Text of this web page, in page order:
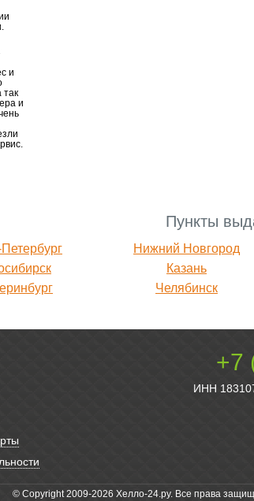
и
так
и
Пункты
Нижний Новгород
Казань
Челябинск
+7
ИНН
© Copyright 2009-2026 Хелло-24.ру. Все права